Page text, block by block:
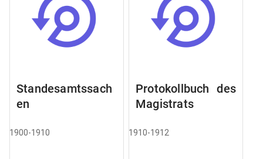
Standesamtssach
en
1900-1910
Protokollbuch des
Magistrats
1910-1912